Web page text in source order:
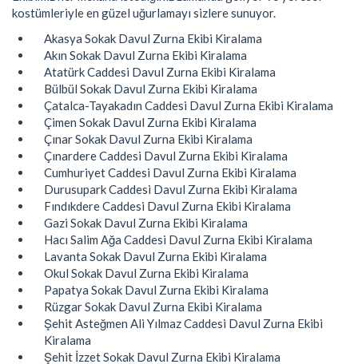
kostümleriyle en güzel uğurlamayı sizlere sunuyor.
Akasya Sokak Davul Zurna Ekibi Kiralama
Akın Sokak Davul Zurna Ekibi Kiralama
Atatürk Caddesi Davul Zurna Ekibi Kiralama
Bülbül Sokak Davul Zurna Ekibi Kiralama
Çatalca-Tayakadın Caddesi Davul Zurna Ekibi Kiralama
Çimen Sokak Davul Zurna Ekibi Kiralama
Çınar Sokak Davul Zurna Ekibi Kiralama
Çınardere Caddesi Davul Zurna Ekibi Kiralama
Cumhuriyet Caddesi Davul Zurna Ekibi Kiralama
Durusupark Caddesi Davul Zurna Ekibi Kiralama
Fındıkdere Caddesi Davul Zurna Ekibi Kiralama
Gazi Sokak Davul Zurna Ekibi Kiralama
Hacı Salim Ağa Caddesi Davul Zurna Ekibi Kiralama
Lavanta Sokak Davul Zurna Ekibi Kiralama
Okul Sokak Davul Zurna Ekibi Kiralama
Papatya Sokak Davul Zurna Ekibi Kiralama
Rüzgar Sokak Davul Zurna Ekibi Kiralama
Şehit Asteğmen Ali Yılmaz Caddesi Davul Zurna Ekibi
Kiralama
Şehit İzzet Sokak Davul Zurna Ekibi Kiralama